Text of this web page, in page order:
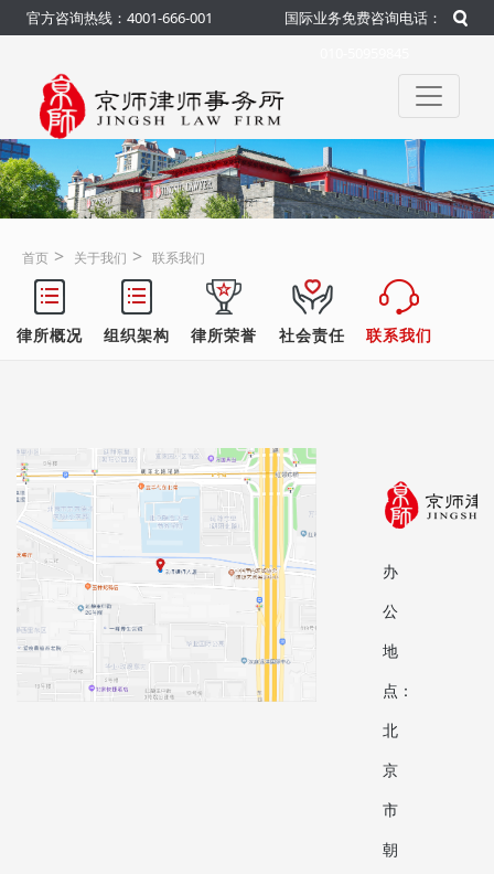
官方咨询热线：4001-666-001
国际业务免费咨询电话：
首页 > 关于我们 > 联系我们
律所概况 组织架构 律所荣誉 社会责任 联系我们
办
公
地
点：
北
京
市
朝